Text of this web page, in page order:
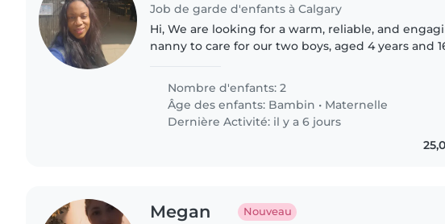
Job de garde d'enfants à Calgary
Hi, We are looking for a warm, reliable, and
nanny to care for our two boys, aged 4 years and
the first month..
Nombre d'enfants: 2
Âge des enfants: Bambin • Maternelle
Dernière Activité: il y a 6 jours
Megan Nouveau